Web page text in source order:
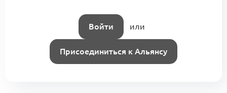
Войти или
Присоединиться к Альянсу